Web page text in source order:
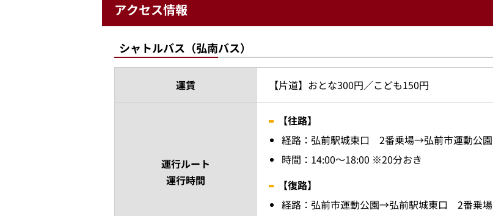
アクセス情報
シャトルバス（弘南バス）
運賃 【片道】おとな300円／こども150円
運行ルート
運行時間
【往路】
経路：弘前駅城東口 2番乗場→弘前市運動公園
時間：14:00～18:00 ※20分おき
【復路】
経路：弘前市運動公園→弘前駅城東口 2番乗場